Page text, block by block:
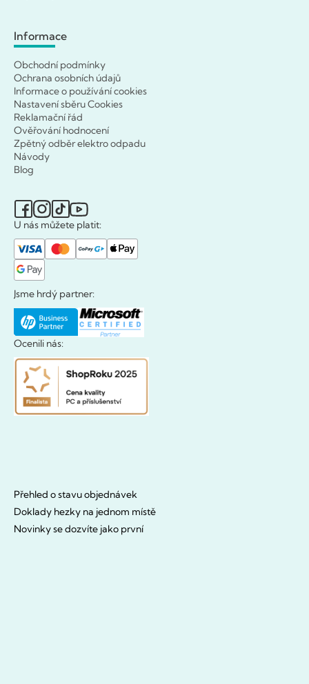
Informace
Obchodní podmínky
Ochrana osobních údajů
Informace o používání cookies
Nastavení sběru Cookies
Reklamační řád
Ověřování hodnocení
Zpětný odběr elektro odpadu
Návody
Blog
U nás můžete platit:
Jsme hrdý partner:
Ocenili nás:
Přehled o stavu objednávek
Doklady hezky na jednom místě
Novinky se dozvíte jako první